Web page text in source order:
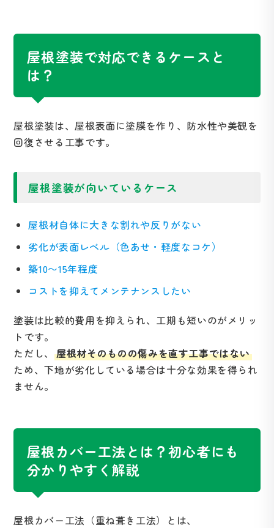
屋根塗装で対応できるケースと
は？
屋根塗装は、屋根表面に塗膜を作り、防水性や美観を
回復させる工事です。
屋根塗装が向いているケース
屋根材自体に大きな割れや反りがない
劣化が表面レベル（色あせ・軽度なコケ）
築10〜15年程度
コストを抑えてメンテナンスしたい
塗装は比較的費用を抑えられ、工期も短いのがメリッ
トです。
ただし、
屋根材そのものの傷みを直す工事ではない
ため、下地が劣化している場合は十分な効果を得られ
ません。
屋根カバー工法とは？初心者にも
分かりやすく解説
屋根カバー工法（重ね葺き工法）とは、